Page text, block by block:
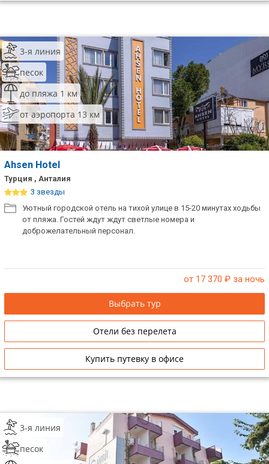
3-я линия
песок
до пляжа 1 км
от аэропорта 13 км
Ahsen Hotel
Турция , Анталия
3 звезды
Уютный городской отель на тихой улице в 15-20 минутах ходьбы
от пляжа. Гостей ждут ждут светлые номера и
доброжелательный персонал.
от 17 370 ₽ за ночь
Выбрать тур
Отели без перелета
Купить путевку в офисе
3-я линия
песок